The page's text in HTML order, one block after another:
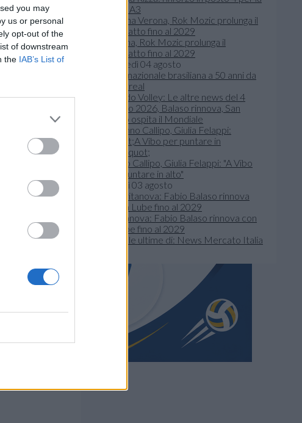
you may
us or personal
opt-out of the
of downstream
the IAB’s List of
con la maglia
di A3.
Serie A3
Verona, Rok Mozic prolunga il
contratto fino al 2029
martedì 04 agosto
Mondo Volley: Le altre news del 4
agosto 2026, Balaso rinnova, San
Paolo ospita il Mondiale
Tonno Callipo, Giulia Felappi: "A Vibo
per puntare in alto"
lunedì 03 agosto
Civitanova: Fabio Balaso rinnova con
la Lube fino al 2029
Leggi le ultime di: News Mercato Italia